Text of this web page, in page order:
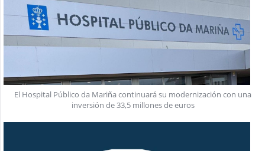
El Hospital Público da Mariña continuará su modernización con una
inversión de 33,5 millones de euros